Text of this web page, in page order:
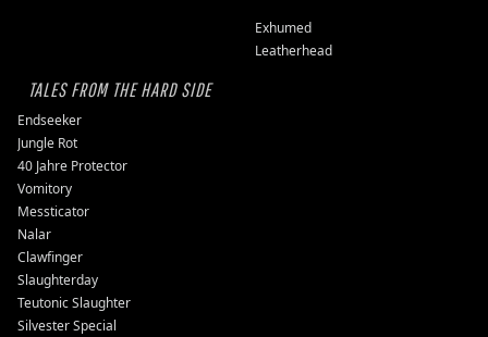
Exhumed
Leatherhead
TALES FROM THE HARD SIDE
Endseeker
Jungle Rot
40 Jahre Protector
Vomitory
Messticator
Nalar
Clawfinger
Slaughterday
Teutonic Slaughter
Silvester Special